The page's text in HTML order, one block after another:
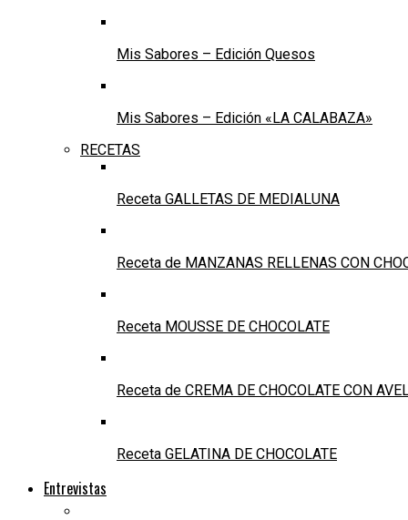
Mis Sabores – Edición Quesos
Mis Sabores – Edición «LA CALABAZA»
RECETAS
Receta GALLETAS DE MEDIALUNA
Receta de MANZANAS RELLENAS CON
Receta MOUSSE DE CHOCOLATE
Receta de CREMA DE CHOCOLATE CON
Receta GELATINA DE CHOCOLATE
Entrevistas